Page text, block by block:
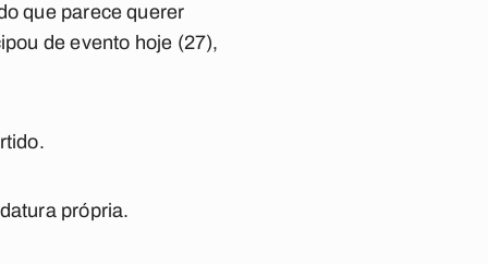
que parece querer
de evento hoje (27),
própria.